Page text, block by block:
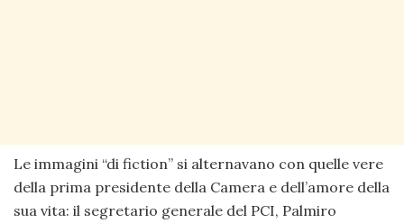
Le immagini “di fiction” si alternavano con quelle vere
della prima presidente della Camera e dell’amore della
sua vita: il segretario generale del PCI, Palmiro